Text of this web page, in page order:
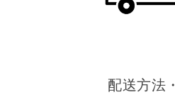
配送方法